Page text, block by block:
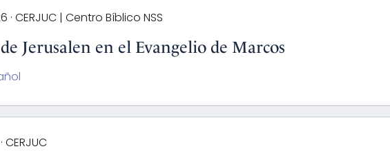
CERJUC | Centro Bíblico NSS
Jerusalen en el Evangelio de Marcos